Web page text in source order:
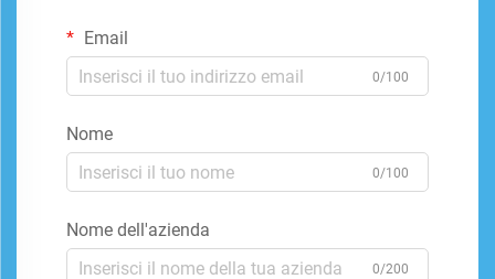
Email
0/100
Nome
0/100
Nome dell'azienda
0/200